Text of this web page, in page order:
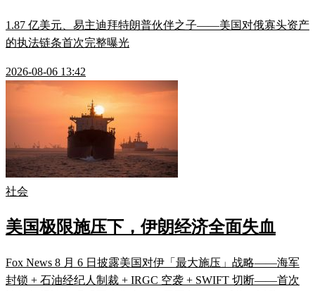
1.87 亿美元、易主迪拜特朗普伙伴之子——美国对俄寡头资产
的执法链条首次完整曝光
2026-08-06 13:42
社会
美国极限施压下，伊朗经济全面失血
Fox News 8 月 6 日披露美国对伊「最大施压」战略——海军
封锁 + 石油经纪人制裁 + IRGC 空袭 + SWIFT 切断——首次